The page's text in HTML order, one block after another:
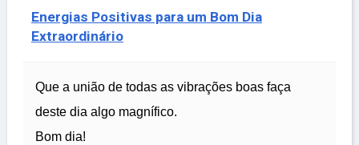
Energias Positivas para um Bom Dia
Extraordinário
Que a união de todas as vibrações boas faça
deste dia algo magnífico.
Bom dia!